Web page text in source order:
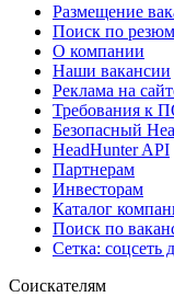
Размещение
Поиск по
О компании
Наши вакансии
Реклама на
Требования к
Безопасный
HeadHunter API
Партнерам
Инвесторам
Каталог
Поиск по
Сетка: соцсеть
Соискателям